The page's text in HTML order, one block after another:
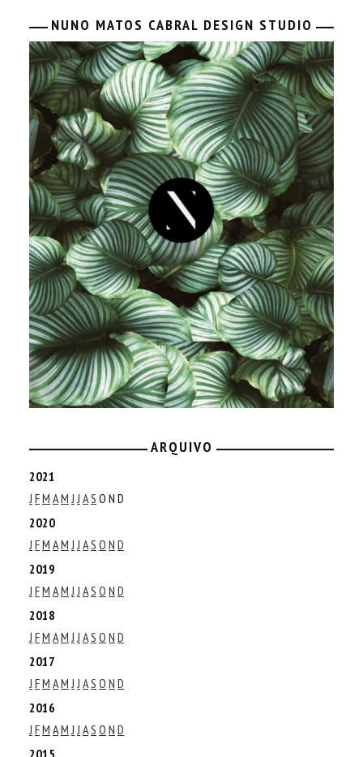
NUNO MATOS CABRAL DESIGN STUDIO
ARQUIVO
2021
J FM AM J J AS O N D
2020
J FM AM J J AS O N D
2019
J FM AM J J AS O N D
2018
J FM AM J J AS O N D
2017
J FM AM J J AS O N D
2016
J FM AM J J AS O N D